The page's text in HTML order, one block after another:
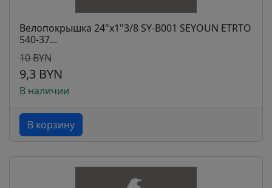
Велопокрышка 24"х1"3/8 SY-B001 SEYOUN ETRTO
540-37...
10 BYN
9,3 BYN
В наличии
В корзину